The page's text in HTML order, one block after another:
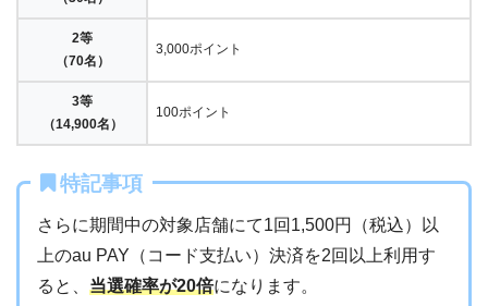
2等
（70名）
3,000ポイント
3等
（14,900名）
100ポイント
特記事項
さらに期間中の対象店舗にて1回1,500円（税込）以
上のau PAY（コード支払い）決済を2回以上利用す
ると、 当選確率が20倍になります。